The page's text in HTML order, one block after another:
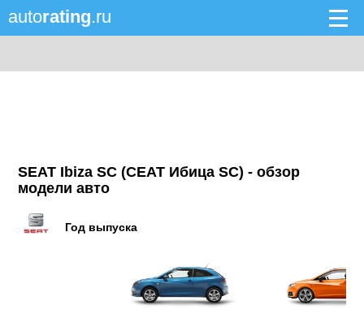
autorating.ru
SEAT Ibiza SC (СЕАТ Ибица SC) - обзор
модели авто
Год выпуска